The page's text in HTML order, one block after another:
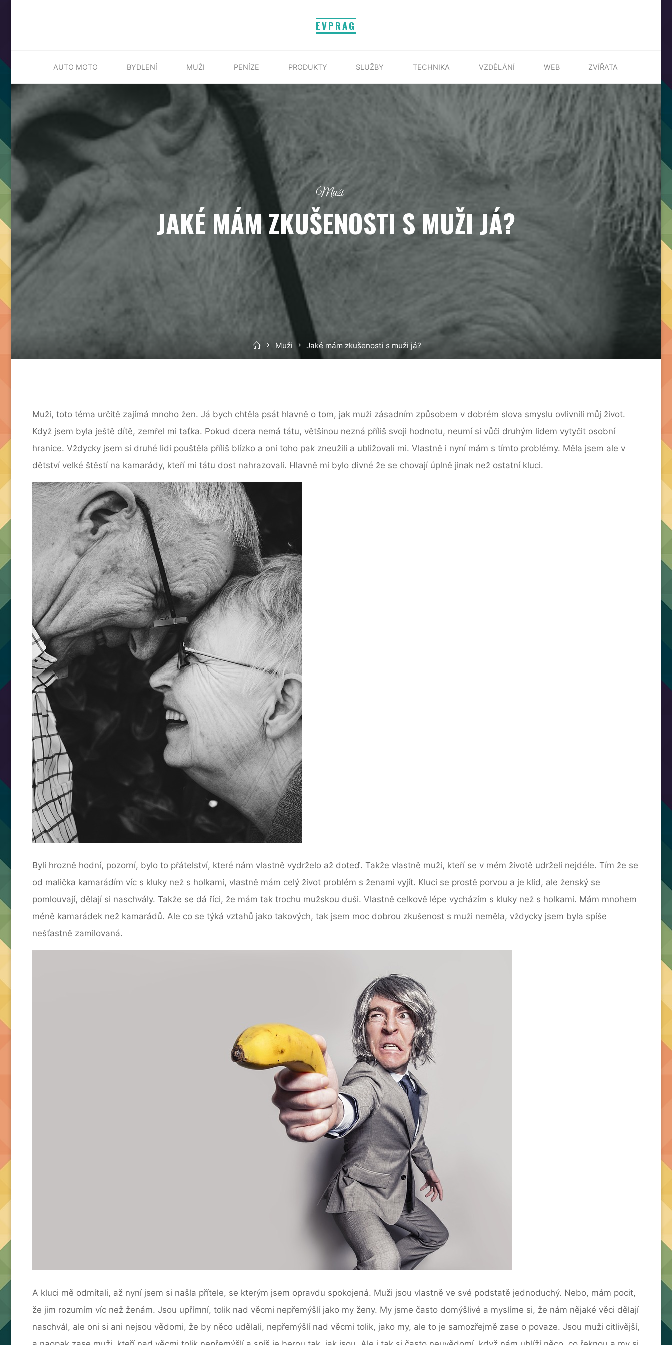
EVPRAG
Skip
AUTO MOTO BYDLENÍ MUŽI PENÍZE PRODUKTY SLUŽBY TECHNIKA VZDĚLÁNÍ WEB ZVÍŘATA
Muži
JAKÉ MÁM ZKUŠENOSTI S MUŽI JÁ?
HomeMuži Jaké mám zkušenosti s muži já?
Muži, toto téma určitě zajímá mnoho žen. Já bych chtěla psát hlavně o tom, jak muži zásadním způsobem v dobrém slova smyslu ovlivnili můj život.
Když jsem byla ještě dítě, zemřel mi taťka. Pokud dcera nemá tátu, většinou nezná příliš svoji hodnotu, neumí si vůči druhým lidem vytyčit osobní
hranice. Vždycky jsem si druhé lidi pouštěla příliš blízko a oni toho pak zneužili a ubližovali mi. Vlastně i nyní mám s tímto problémy. Měla jsem ale v
dětství velké štěstí na kamarády, kteří mi tátu dost nahrazovali. Hlavně mi bylo divné že se chovají úplně jinak než ostatní kluci.
Byli hrozně hodní, pozorní, bylo to přátelství, které nám vlastně vydrželo až doteď. Takže vlastně muži, kteří se v mém životě udrželi nejdéle. Tím že se
od malička kamarádím víc s kluky než s holkami, vlastně mám celý život problém s ženami vyjít. Kluci se prostě porvou a je klid, ale ženský se
pomlouvají, dělají si naschvály. Takže se dá říci, že mám tak trochu mužskou duši. Vlastně celkově lépe vycházím s kluky než s holkami. Mám mnohem
méně kamarádek než kamarádů. Ale co se týká vztahů jako takových, tak jsem moc dobrou zkušenost s muži neměla, vždycky jsem byla spíše
nešťastně zamilovaná.
A kluci mě odmítali, až nyní jsem si našla přítele, se kterým jsem opravdu spokojená. Muži jsou vlastně ve své podstatě jednoduchý. Nebo, mám pocit,
že jim rozumím víc než ženám. Jsou upřímní, tolik nad věcmi nepřemýšlí jako my ženy. My jsme často domýšlivé a myslíme si, že nám nějaké věci dělají
naschvál, ale oni si ani nejsou vědomi, že by něco udělali, nepřemýšlí nad věcmi tolik, jako my, ale to je samozřejmě zase o povaze. Jsou muži citlivější,